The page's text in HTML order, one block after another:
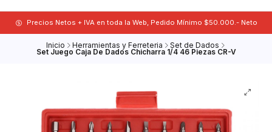
Precios Netos + IVA en toda la Web, Pedido Mínimo $50.000.- Neto
Inicio Herramientas y Ferreteria Set de Dados
Set Juego Caja De Dados Chicharra 1/4 46 Piezas CR-V